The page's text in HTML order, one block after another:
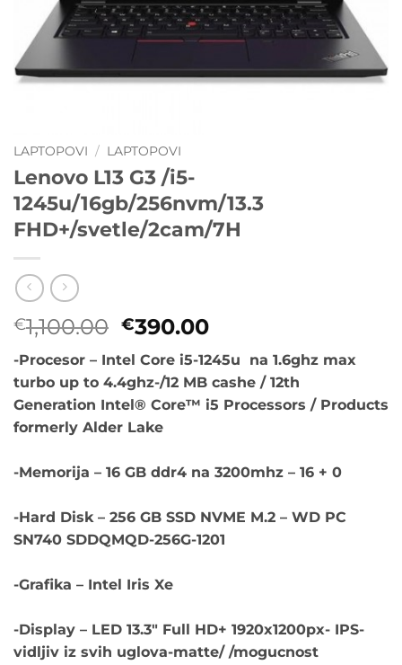
LAPTOPOVI / LAPTOPOVI
Lenovo L13 G3 /i5-
1245u/16gb/256nvm/13.3
FHD+/svetle/2cam/7H
€1,100.00 Originalna
cena
je
bila:
€1,100.00.
€390.00Trenutna
cena
je:
€390.00.
-Procesor – Intel Core i5-1245u na 1.6ghz max
turbo up to 4.4ghz-/12 MB cashe / 12th
Generation Intel® Core™ i5 Processors / Products
formerly Alder Lake
-Memorija – 16 GB ddr4 na 3200mhz – 16 + 0
-Hard Disk – 256 GB SSD NVME M.2 – WD PC
SN740 SDDQMQD-256G-1201
-Grafika – Intel Iris Xe
-Display – LED 13.3″ Full HD+ 1920x1200px- IPS-
vidljiv iz svih uglova-matte/ /mogucnost